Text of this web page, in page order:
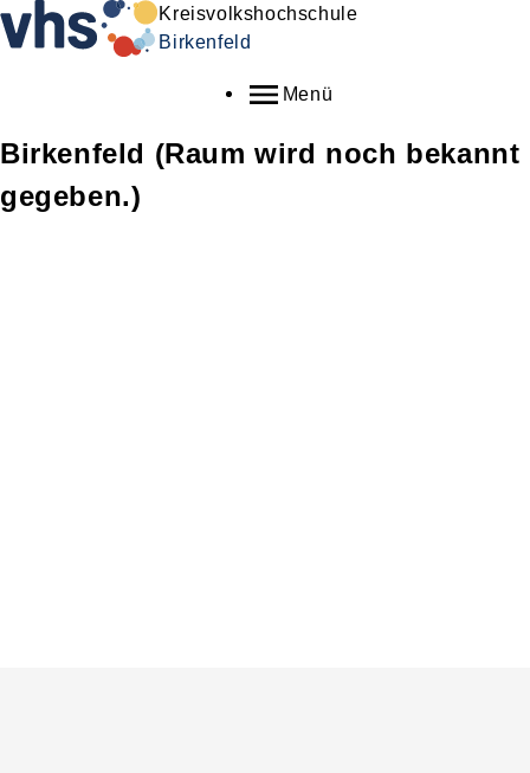
Kreisvolkshochschule
Birkenfeld
Menü
Birkenfeld (Raum wird noch bekannt
gegeben.)